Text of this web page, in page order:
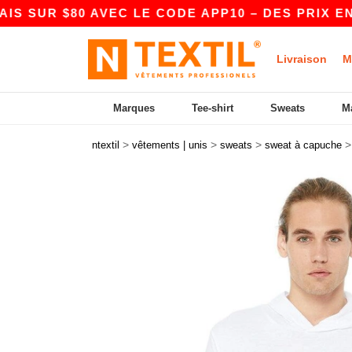
$80 AVEC LE CODE APP10 – DES PRIX
Livraison
Marques Tee-shirt Sweats
ntextil > vêtements | unis > sweats > sweat à capuche >